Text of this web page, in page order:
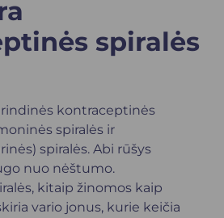
spiralės
kontraceptinės
spiralės ir
spiralės. Abi rūšys
nuo nėštumo.
kitaip žinomos kaip
vario jonus, kurie keičia